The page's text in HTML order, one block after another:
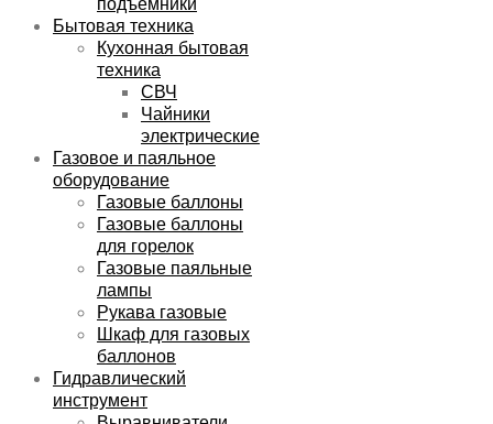
Бытовая техника
Кухонная бытовая
техника
СВЧ
Чайники
электрические
Газовое и паяльное
оборудование
Газовые баллоны
Газовые баллоны
для горелок
Газовые паяльные
лампы
Рукава газовые
Шкаф для газовых
баллонов
Гидравлический
инструмент